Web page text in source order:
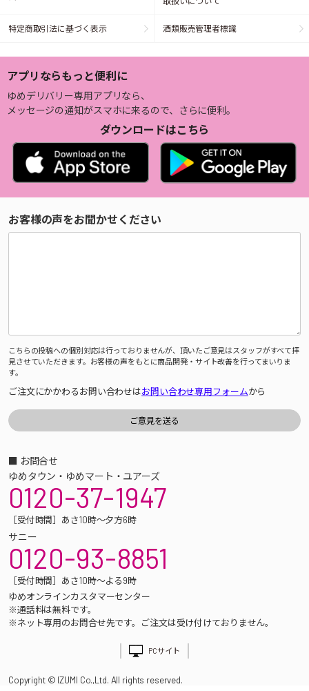
特定商取引法に基づく表示 酒類販売管理者標識
アプリならもっと便利に
ゆめデリバリー専用アプリなら、
メッセージの通知がスマホに来るので、さらに便利。
ダウンロードはこちら
お客様の声をお聞かせください
こちらの投稿への個別対応は行っておりませんが、頂いたご意見はスタッフがすべて拝
見させていただきます。お客様の声をもとに商品開発・サイト改善を行ってまいりま
す。
ご注文にかかわるお問い合わせはお問い合わせ専用フォームから
■ お問合せ
ゆめタウン・ゆめマート・ユアーズ
0120-37-1947
［受付時間］あさ10時～夕方6時
サニー
0120-93-8851
［受付時間］あさ10時～よる9時
ゆめオンラインカスタマーセンター
※通話料は無料です。
※ネット専用のお問合せ先です。ご注文は受け付けておりません。
PCサイト
Copyright © IZUMI Co.,Ltd. All rights reserved.